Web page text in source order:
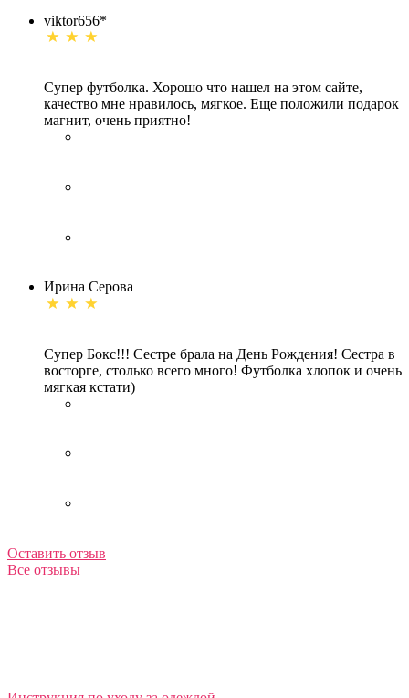
viktor656*
Супер футболка. Хорошо что нашел на этом сайте,
качество мне нравилось, мягкое. Еще положили подарок
магнит, очень приятно!
Ирина Серова
Супер Бокс!!! Сестре брала на День Рождения! Сестра в
восторге, столько всего много! Футболка хлопок и очень
мягкая кстати)
Оставить отзыв
Все отзывы